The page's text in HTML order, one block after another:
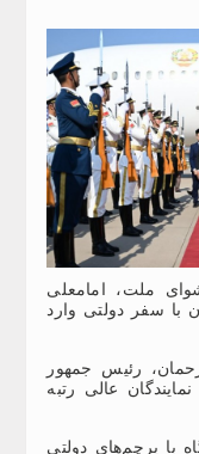
. روز 11 مه، پیشوای ملت، امامعلی
با سفر دولتی وارد
رئیس جمهور
عالی رتبه
با پرچم‌های دولتی